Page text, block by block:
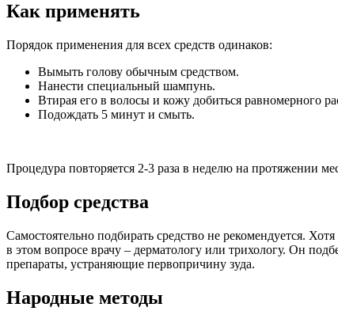
Как применять
Порядок применения для всех средств одинаков:
Вымыть голову обычным средством.
Нанести специальный шампунь.
Втирая его в волосы и кожу добиться равномерного
Подождать 5 минут и смыть.
Процедура повторяется 2-3 раза в неделю на протяжении
Подбор средства
Самостоятельно подбирать средство не рекомендуется.
в этом вопросе врачу – дерматологу или трихологу. Он
препараты, устраняющие первопричину зуда.
Народные методы